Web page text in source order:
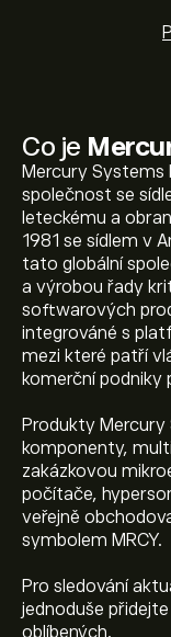
Co je
Mercury Systems
společnost se
leteckému a
1981 se sídlem v
tato globální
a výrobou řady
softwarových
integrováné s
mezi které patří
komerční podniky
Produkty
komponenty,
zakázkovou
počítače,
veřejně
symbolem MRCY.
Pro sledování
jednoduše
oblíbených.
Aktuální cena